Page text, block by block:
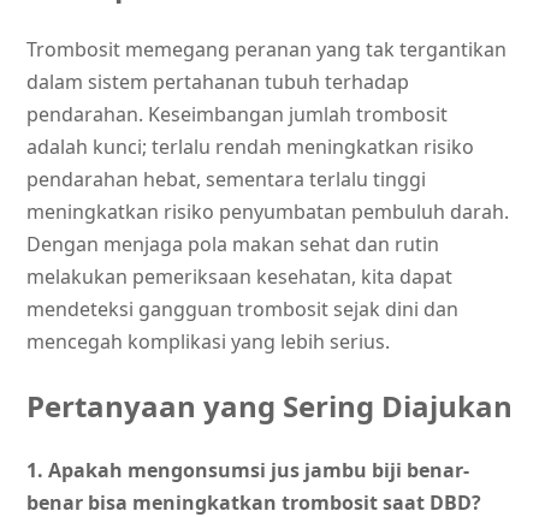
Trombosit memegang peranan yang tak tergantikan
dalam sistem pertahanan tubuh terhadap
pendarahan. Keseimbangan jumlah trombosit
adalah kunci; terlalu rendah meningkatkan risiko
pendarahan hebat, sementara terlalu tinggi
meningkatkan risiko penyumbatan pembuluh darah.
Dengan menjaga pola makan sehat dan rutin
melakukan pemeriksaan kesehatan, kita dapat
mendeteksi gangguan trombosit sejak dini dan
mencegah komplikasi yang lebih serius.
Pertanyaan yang Sering Diajukan
1. Apakah mengonsumsi jus jambu biji benar-
benar bisa meningkatkan trombosit saat DBD?